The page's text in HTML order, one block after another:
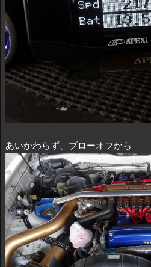
あいかわらず、ブローオフから